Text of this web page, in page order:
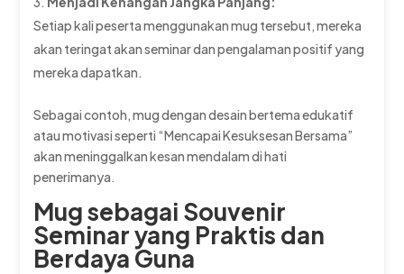
Setiap kali peserta menggunakan mug tersebut, mereka
akan teringat akan seminar dan pengalaman positif yang
mereka dapatkan.
Sebagai contoh, mug dengan desain bertema edukatif
atau motivasi seperti “Mencapai Kesuksesan Bersama”
akan meninggalkan kesan mendalam di hati
penerimanya.
Mug sebagai Souvenir
Seminar yang Praktis dan
Berdaya Guna